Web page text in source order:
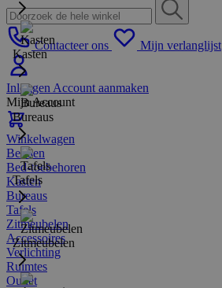
Contacteer ons Mijn verlanglijst
Inloggen Account aanmaken
Mijn Account
Winkelwagen
Kasten
Bureaus
Tafels
Zitmeubelen
Bedden
Bed-toebehoren
Kasten
Bureaus
Tafels
Zitmeubelen
Accessoires
Verlichting
Ruimtes
Outlet